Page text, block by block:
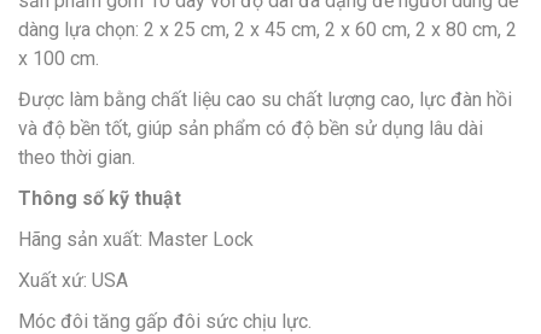
dàng lựa chọn: 2 x 25 cm, 2 x 45 cm, 2 x 60 cm, 2 x 80 cm, 2
x 100 cm.
Được làm bằng chất liệu cao su chất lượng cao, lực đàn hồi
và độ bền tốt, giúp sản phẩm có độ bền sử dụng lâu dài
theo thời gian.
Thông số kỹ thuật
Hãng sản xuất: Master Lock
Xuất xứ: USA
Móc đôi tăng gấp đôi sức chịu lực.